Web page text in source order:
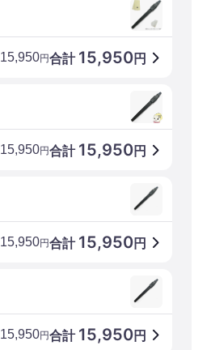
合計 15,950円
15,950円
合計 15,950円
15,950円
合計 15,950円
15,950円
合計 15,950円
15,950円